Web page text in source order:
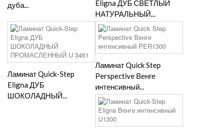
дуба...
Eligna ДУБ СВЕТЛЫЙ
НАТУРАЛЬНЫЙ...
Ламинат Quick-Step
Eligna ДУБ
ШОКОЛАДНЫЙ...
Ламинат Quick Step
Perspective Венге
интенсивный...